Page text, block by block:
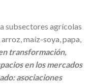
subsectores agrícolas
maíz-soya, papa,
transformación,
en los mercados
asociaciones